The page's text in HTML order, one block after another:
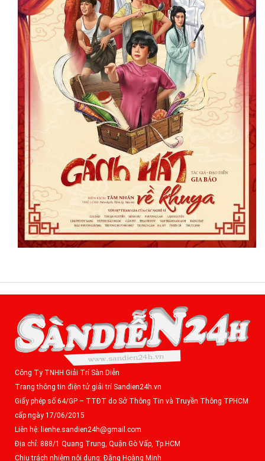
Công Ty TNHH Giải Trí Sàn Diễn
Trang thông tin điện tử giải trí Sandien24h.vn
Giấy phép số 64/GP – TTĐT do Sở Thông Tin và Truyền Thông TPHCM
cấp ngày 17/06/2015
Liên hệ: lienhe.sandien24h@gmail.com
Địa chỉ: 888/1 Quang Trung, Quận Gò Vấp, Tp.HCM
Chịu trách nhiệm nội dung: Đặng Hoàng Minh